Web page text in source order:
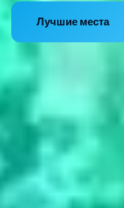
Лучшие места